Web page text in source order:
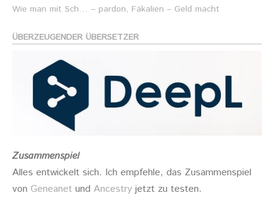
Wie man mit Sch… – pardon, Fäkalien – Geld macht
ÜBERZEUGENDER ÜBERSETZER
Zusammenspiel
Alles entwickelt sich. Ich empfehle, das Zusammenspiel
von Geneanet und Ancestry jetzt zu testen.